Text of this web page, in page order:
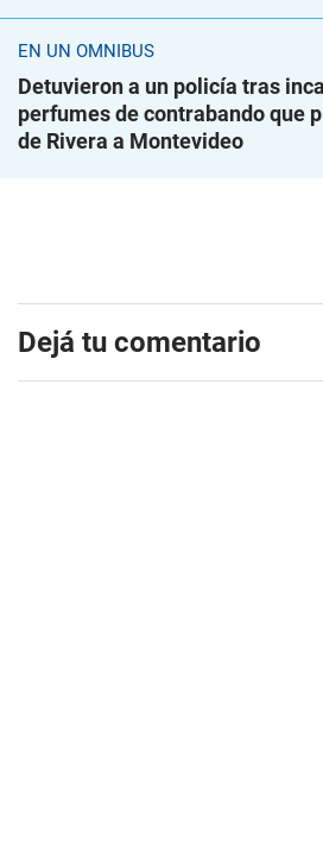
EN UN ÓMNIBUS
Detuvieron a un policía tras
perfumes de contrabando que
de Rivera a Montevideo
Dejá tu comentario